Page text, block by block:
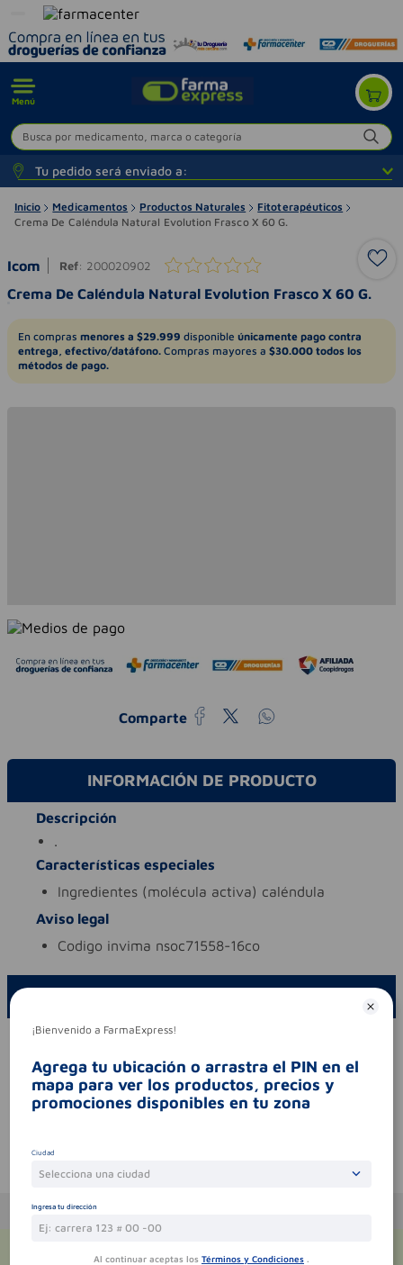
Menú
Busca por medicamento, marca o categoría
Tu pedido será enviado a:
Inicio Medicamentos Productos Naturales
Fitoterapéuticos
Crema De Caléndula Natural Evolution Frasco X 60 G.
Icom Ref: 200020902
Crema De Caléndula Natural Evolution Frasco X 60 G.
En compras menores a $29.999 disponible únicamente pago contra
entrega, efectivo/datáfono. Compras mayores a $30.000 todos los
métodos de pago.
Comparte
INFORMACIÓN DE PRODUCTO
Descripción
.
Características especiales
ingredientes (molécula activa) caléndula
Aviso legal
codigo invima nsoc71558-16co
Por favor, inicie sesión para escribir un comentario
Sin comentarios.
¡Bienvenido a FarmaExpress!
Agrega tu ubicación o arrastra el PIN en el
mapa para ver los productos, precios y
promociones disponibles en tu zona
Ciudad
Selecciona una ciudad
Ingresa tu dirección
Al continuar aceptas los Términos y Condiciones .